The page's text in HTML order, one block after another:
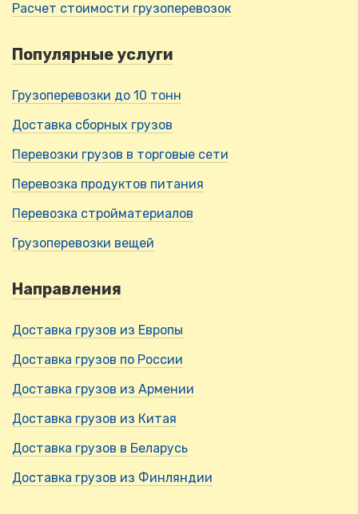
Расчет стоимости грузоперевозок
Популярные услуги
Грузоперевозки до 10 тонн
Доставка сборных грузов
Перевозки грузов в торговые сети
Перевозка продуктов питания
Перевозка стройматериалов
Грузоперевозки вещей
Направления
Доставка грузов из Европы
Доставка грузов по России
Доставка грузов из Армении
Доставка грузов из Китая
Доставка грузов в Беларусь
Доставка грузов из Финляндии